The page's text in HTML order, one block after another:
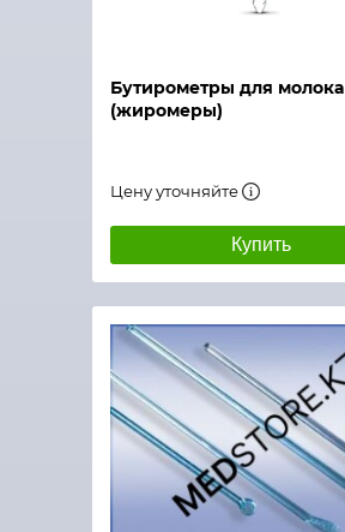
Бутирометры для молока
(жиромеры)
Цену уточняйте
Купить